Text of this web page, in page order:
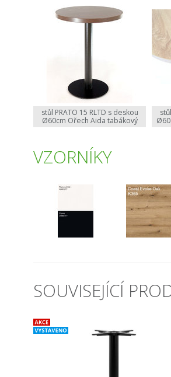
stůl PRATO 15 RLTD s deskou
Ø60cm Ořech Aida tabákový
VZORNÍKY
SOUVISEJÍCÍ